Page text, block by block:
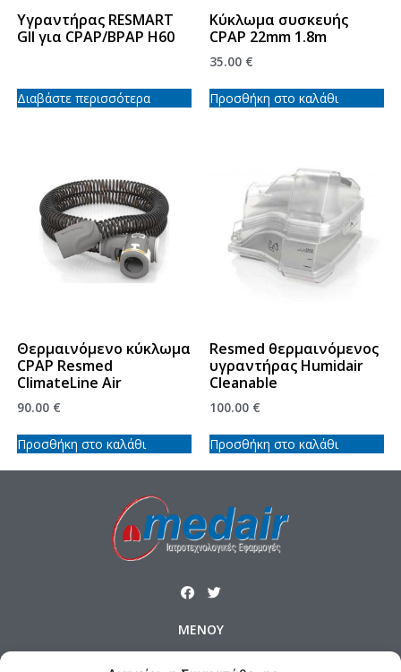
Υγραντήρας RESMART
GII για CPAP/BPAP H60
Διαβάστε περισσότερα
Κύκλωμα συσκευής
CPAP 22mm 1.8m
35.00 €
Προσθήκη στο καλάθι
Θερμαινόμενο κύκλωμα
CPAP Resmed
ClimateLine Air
90.00 €
Προσθήκη στο καλάθι
Resmed θερμαινόμενος
υγραντήρας Humidair
Cleanable
100.00 €
Προσθήκη στο καλάθι
ΜΕΝΟΥ
Αρχική Προϊόντα Προφίλ